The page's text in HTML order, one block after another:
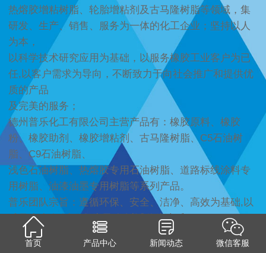
热熔胶增粘树脂、轮胎增粘剂及古马隆树脂等领域，集
研发、生产、销售、服务为一体的化工企业；坚持以人
为本，
以科学技术研究应用为基础，以服务橡胶工业客户为已
任,以客户需求为导向，不断致力于向社会推广和提供优
质的产品
及完美的服务；
德州普乐化工有限公司主营产品有：橡胶原料、橡胶
粉、橡胶助剂、橡胶增粘剂、古马隆树脂、C5石油树
脂、C9石油树脂、
浅色石油树脂、热熔胶专用石油树脂、道路标线涂料专
用树脂、油漆油墨专用树脂等系列产品。
普乐团队宗旨：遵循环保、安全、洁净、高效为基础,以
质量为生命,以服务为灵魂,以诚信为本质：
真诚地与国内外客户在相关领域中共创辉煌。
首页 产品中心 新闻动态 微信客服